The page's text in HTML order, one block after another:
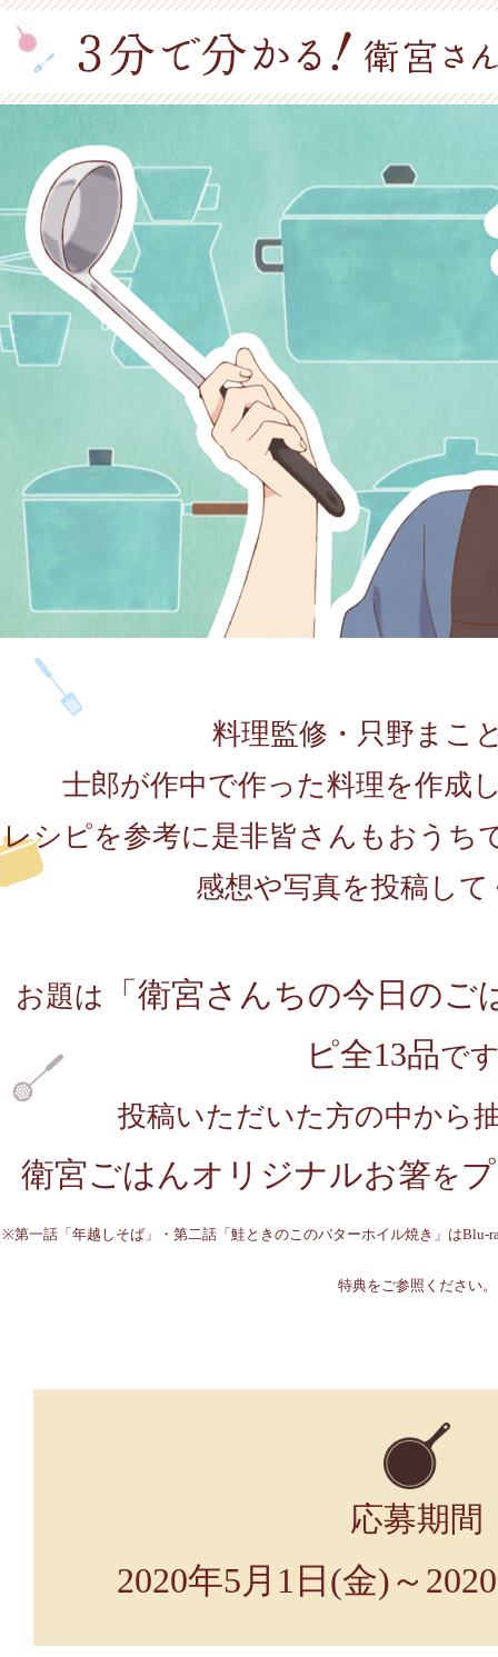
料理監修・只野まこ
士郎が作中で作った料理を作成
レシピを参考に是非皆さんもおうち
感想や写真を投稿し
お題は
「衛宮さんちの今日の
ピ全13品で
投稿いただいた方の中から
衛宮ごはんオリジナルお箸を
※第一話「年越しそば」・第二話「鮭ときのこのバターホイル焼き」はBlu-
特典をご参照ください。
応募期間
2020年5月1日(金)～